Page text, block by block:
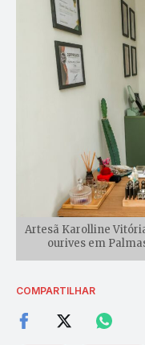
Artesã Karolline
ourives em
COMPARTILHAR